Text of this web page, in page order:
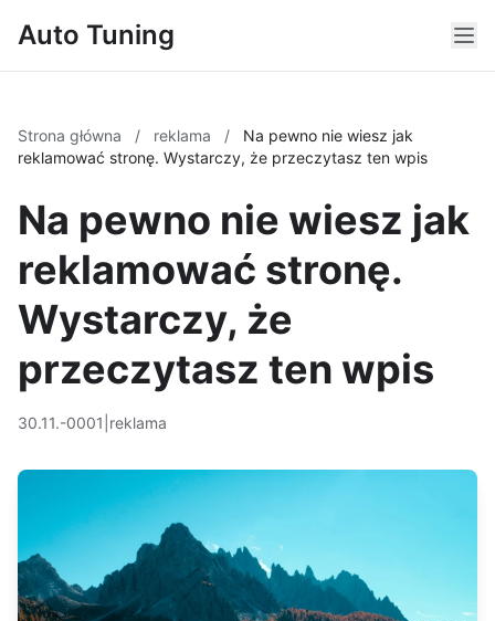
Auto Tuning
Strona główna / reklama /
Na pewno nie wiesz jak
reklamować stronę. Wystarczy, że przeczytasz ten wpis
Na pewno nie wiesz jak
reklamować stronę.
Wystarczy, że
przeczytasz ten wpis
30.11.-0001 reklama